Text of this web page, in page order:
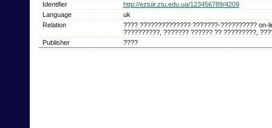
Identifier
http://eztuir.ztu.edu.ua/123456789/4209
Language
uk
Relation
???? ?????????????? ???????-?????????? on-
??????????, ??????? ?????? ?? ?????????,
Publisher
????